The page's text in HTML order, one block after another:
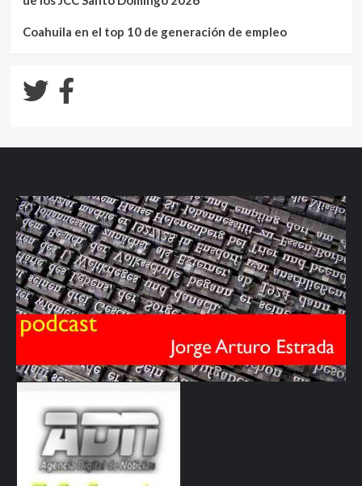
Coahuila en el top 10 de generación de empleo